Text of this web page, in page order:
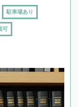
駐車場あり
可